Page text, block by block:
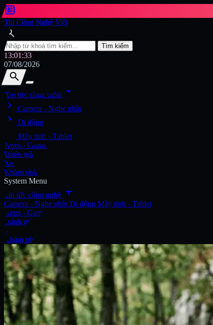
developer_board
Tin Công Nghệ Việt
search
Tìm kiếm
13:01:35
07/08/2026
search
search
Tin tức công nghệarrow_drop_down
chevron_right
Camera - Nghe nhìn
chevron_right Di động
Máy tính - Tablet
Apps - Game
Đánh giá
Xe
Khám phá
System Menu
Tin tức công nghệ add
Camera - Nghe nhìn Di động Máy tính - Tablet
Apps - Game
Đánh giá
Xe
Khám phá